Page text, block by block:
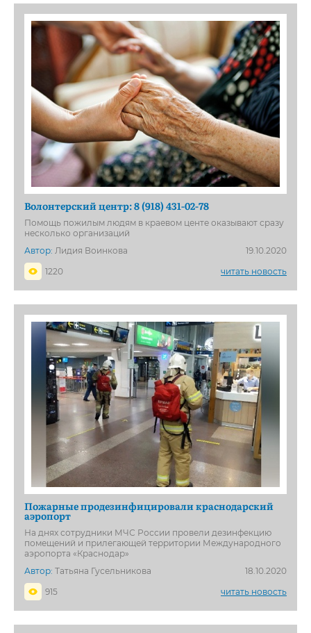
Волонтерский центр: 8 (918) 431-02-78
Помощь пожилым людям в краевом центе оказывают сразу
несколько организаций
Автор: Лидия Воинкова
19.10.2020
1220
читать новость
Пожарные продезинфицировали краснодарский
аэропорт
На днях сотрудники МЧС России провели дезинфекцию
помещений и прилегающей территории Международного
аэропорта «Краснодар»
Автор: Татьяна Гусельникова
18.10.2020
915
читать новость